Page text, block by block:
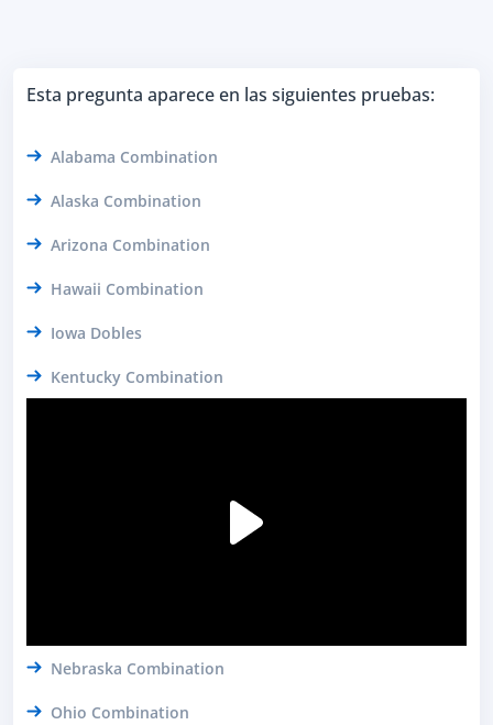
Esta pregunta aparece en las siguientes pruebas:
Alabama Combination
Alaska Combination
Arizona Combination
Hawaii Combination
Iowa Dobles
Kentucky Combination
Nebraska Combination
Ohio Combination